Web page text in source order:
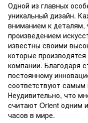
Одной из главных
уникальный дизайн.
вниманием к деталям,
произведением
известны своими
которые
компании. Благодаря
постоянному
соответствуют
Неудивительно, что
считают Orient одним
часов в мире.